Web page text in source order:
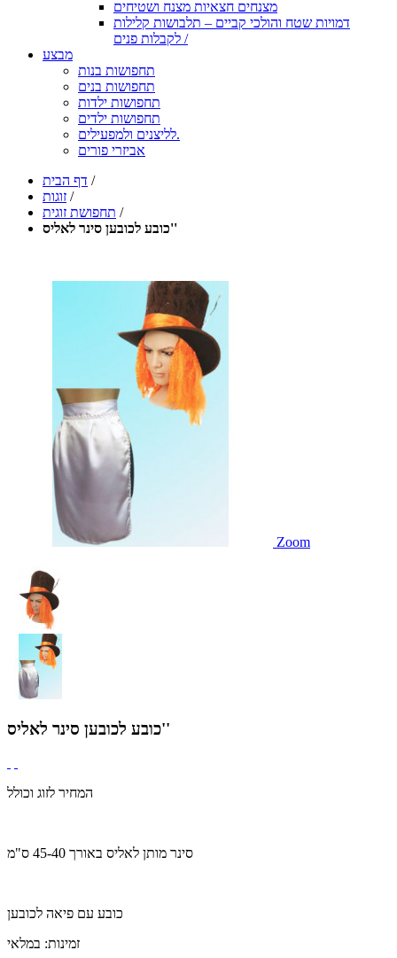
מצנחים חצאיות מצנח ושטיחים
דמויות שטח והולכי קביים – תלבושות קלילות
לקבלות פנים /
מבצע
תחפושות בנות
תחפושות בנים
תחפושות ילדות
תחפושות ילדים
לליצנים ולמפעילים.
אביזרי פורים
דף הבית /
זוגות /
תחפושת זוגית /
כובע לכובען סינר לאליס''
Zoom
כובע לכובען סינר לאליס''
המחיר לזוג וכולל
סינר מותן לאליס באורך 45-40 ס"מ
כובע עם פיאה לכובען
זמינות: במלאי